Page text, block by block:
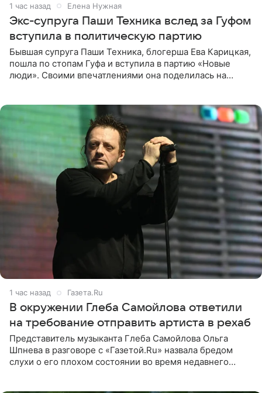
1 час назад Елена Нужная
Экс-супруга Паши Техника вслед за Гуфом
вступила в политическую партию
Бывшая супруга Паши Техника, блогерша Ева Карицкая,
пошла по стопам Гуфа и вступила в партию «Новые
люди». Своими впечатлениями она поделилась на
1 час назад Газета.Ru
В окружении Глеба Самойлова ответили
на требование отправить артиста в рехаб
Представитель музыканта Глеба Самойлова Ольга
Шпнева в разговоре с «Газетой.Ru» назвала бредом
слухи о его плохом состоянии во время недавнего